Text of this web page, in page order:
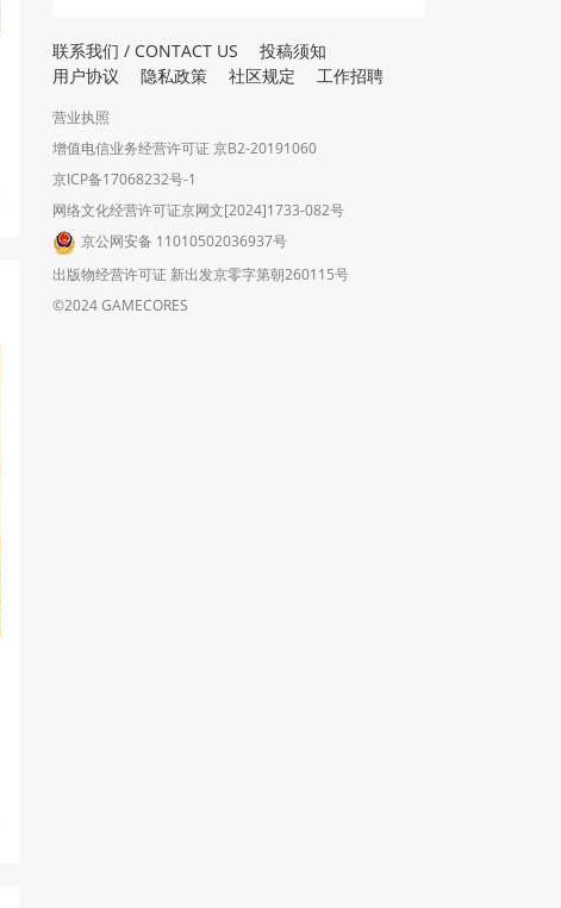
联系我们 / CONTACT US
投稿须知
用户协议
隐私政策 社区规定 工作招聘
营业执照
增值电信业务经营许可证 京B2-20191060
京ICP备17068232号-1
网络文化经营许可证京网文[2024]1733-082号
京公网安备 11010502036937号
出版物经营许可证 新出发京零字第朝260115号
©2024 GAMECORES